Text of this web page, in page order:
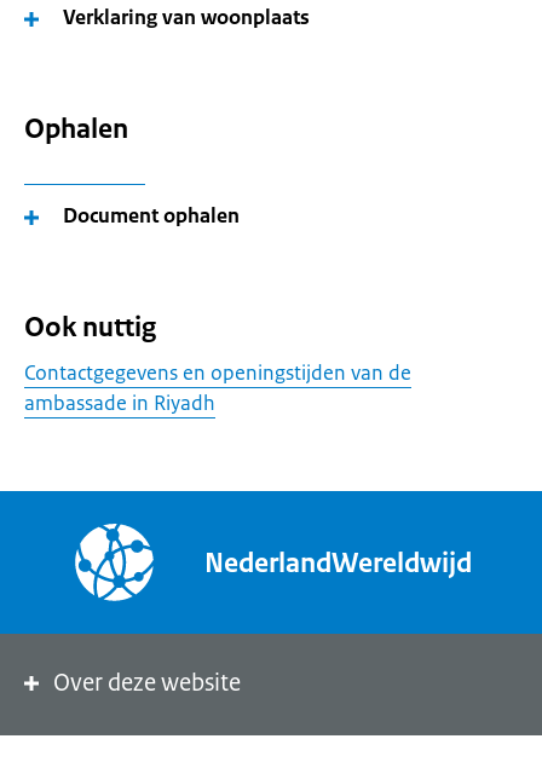
Verklaring van woonplaats
Ophalen
Document ophalen
Ook nuttig
Contactgegevens en openingstijden van de
ambassade in Riyadh
NederlandWereldwijd
Over deze website